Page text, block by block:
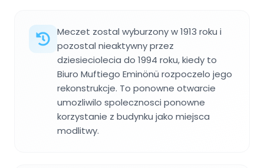
Meczet zostal wyburzony w 1913 roku i
pozostal nieaktywny przez
dziesieciolecia do 1994 roku, kiedy to
Biuro Muftiego Eminönü rozpoczelo jego
rekonstrukcje. To ponowne otwarcie
umozliwilo spolecznosci ponowne
korzystanie z budynku jako miejsca
modlitwy.